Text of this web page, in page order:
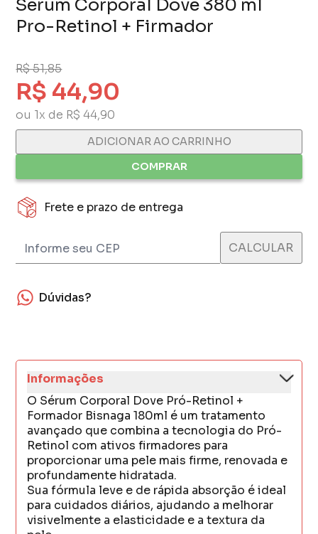
Sérum Corporal Dove 380 ml
Pro-Retinol + Firmador
R$ 51,85
R$ 44,90
ou 1x de R$ 44,90
ADICIONAR AO CARRINHO
COMPRAR
Frete e prazo de entrega
Dúvidas?
Informações
O Sérum Corporal Dove Pró-Retinol +
Formador Bisnaga 180ml é um tratamento
avançado que combina a tecnologia do Pró-
Retinol com ativos firmadores para
proporcionar uma pele mais firme, renovada e
profundamente hidratada.
Sua fórmula leve e de rápida absorção é ideal
para cuidados diários, ajudando a melhorar
visivelmente a elasticidade e a textura da